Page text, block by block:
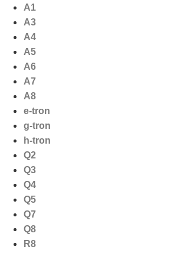
naar
inhoud
A1
A3
A4
A5
A6
A7
A8
e-tron
g-tron
h-tron
Q2
Q3
Q4
Q5
Q7
Q8
R8